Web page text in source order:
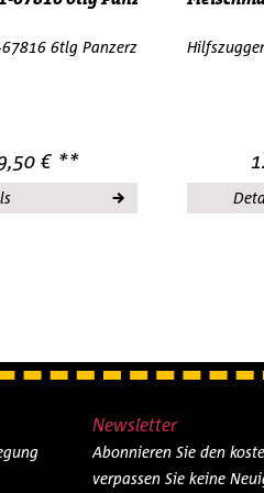
Schwarz Bau 1:87 H0 OVP
6tlg Panzerzug
€ **
Newsletter
Abonnieren Sie den
verpassen Sie keine